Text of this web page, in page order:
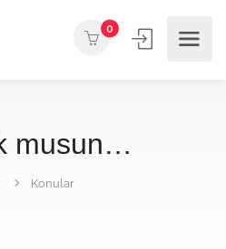
0
musun…
Konular